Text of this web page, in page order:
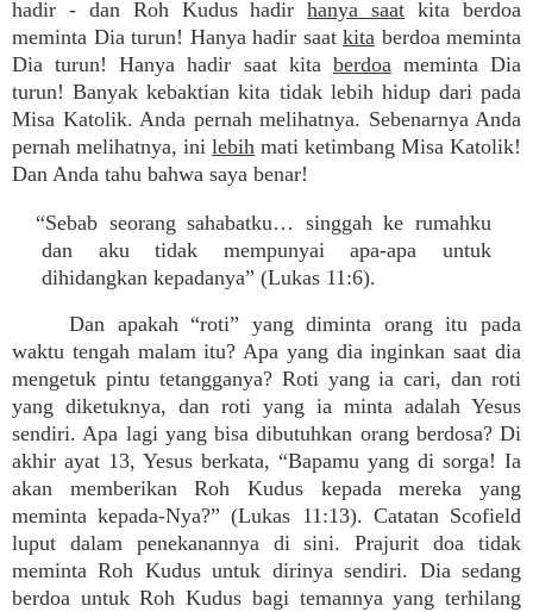
hadir - dan Roh Kudus hadirhanya saat kita berdoa
meminta Dia turun! Hanya hadir saat kita berdoa meminta
Dia turun! Hanya hadir saat kita berdoameminta Dia
turun! Banyak kebaktian kita tidak lebih hidup dari pada
Misa Katolik. Anda pernah melihatnya. Sebenarnya Anda
pernah melihatnya, ini lebih mati ketimbang Misa Katolik!
Dan Anda tahu bahwa saya benar!
“Sebab seorang sahabatku… singgah ke rumahku
dan aku tidak mempunyai apa-apa untuk
dihidangkan kepadanya” (Lukas 11:6).
Dan apakah “roti” yang diminta orang itu pada
waktu tengah malam itu? Apa yang dia inginkan saat dia
mengetuk pintu tetangganya? Roti yang ia cari, dan roti
yang diketuknya, dan roti yang ia minta adalah Yesus
sendiri. Apa lagi yang bisa dibutuhkan orang berdosa? Di
akhir ayat 13, Yesus berkata, “Bapamu yang di sorga! Ia
akan memberikan Roh Kudus kepada mereka yang
meminta kepada-Nya?” (Lukas 11:13). Catatan Scofield
luput dalam penekanannya di sini. Prajurit doa tidak
meminta Roh Kudus untuk dirinya sendiri. Dia sedang
berdoa untuk Roh Kudus bagi temannya yang terhilang